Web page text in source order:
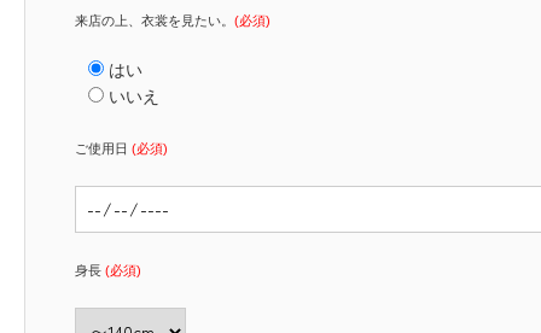
来店の上、衣裳を見たい。 (必須)
はい
いいえ
ご使用日 (必須)
身長 (必須)